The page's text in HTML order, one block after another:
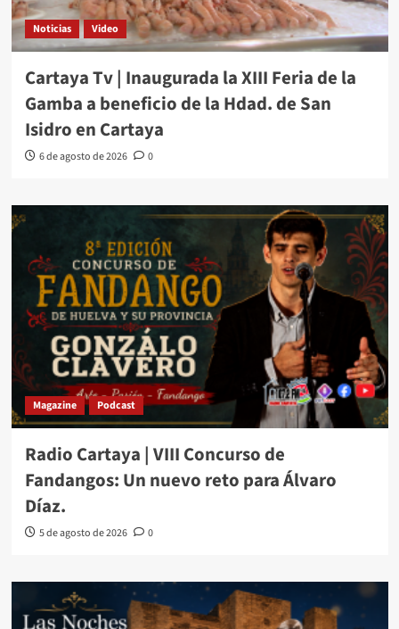
Noticias Video
Cartaya Tv | Inaugurada la XIII Feria de la
Gamba a beneficio de la Hdad. de San
Isidro en Cartaya
6 de agosto de 2026 0
Magazine Podcast
Radio Cartaya | VIII Concurso de
Fandangos: Un nuevo reto para Álvaro
Díaz.
5 de agosto de 2026 0